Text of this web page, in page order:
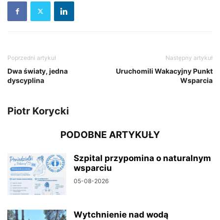
Poprzedni artykuł
Dwa światy, jedna
dyscyplina
Następny artykuł
Uruchomili Wakacyjny Punkt
Wsparcia
Piotr Korycki
PODOBNE ARTYKUŁY
Szpital przypomina o naturalnym
wsparciu
05-08-2026
Wytchnienie nad wodą